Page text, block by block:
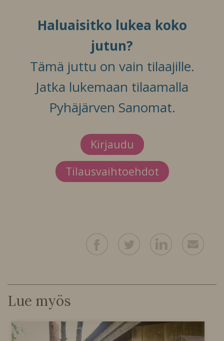
Haluaisitko lukea koko
jutun?
Tämä juttu on vain tilaajille.
Jatka lukemaan tilaamalla
Pyhäjärven Sanomat.
Kirjaudu
Tilausvaihtoehdot
Lue myös